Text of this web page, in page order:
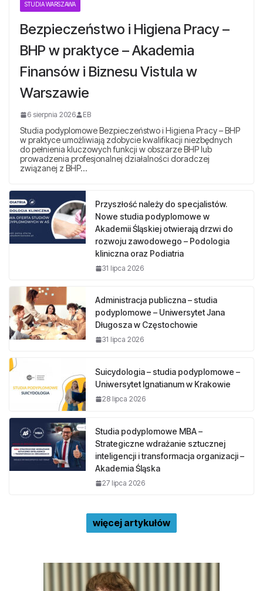
STUDIA WARSZAWA
Bezpieczeństwo i Higiena Pracy –
BHP w praktyce – Akademia
Finansów i Biznesu Vistula w
Warszawie
6 sierpnia 2026 EB
Studia podyplomowe Bezpieczeństwo i Higiena Pracy – BHP
w praktyce umożliwiają zdobycie kwalifikacji niezbędnych
do pełnienia kluczowych funkcji w obszarze BHP lub
prowadzenia profesjonalnej działalności doradczej
związanej z BHP…
Przyszłość należy do specjalistów.
Nowe studia podyplomowe w
Akademii Śląskiej otwierają drzwi do
rozwoju zawodowego – Podologia
kliniczna oraz Podiatria
31 lipca 2026
Administracja publiczna – studia
podyplomowe – Uniwersytet Jana
Długosza w Częstochowie
31 lipca 2026
Suicydologia – studia podyplomowe –
Uniwersytet Ignatianum w Krakowie
28 lipca 2026
Studia podyplomowe MBA –
Strategiczne wdrażanie sztucznej
inteligencji i transformacja organizacji –
Akademia Śląska
27 lipca 2026
więcej artykułów